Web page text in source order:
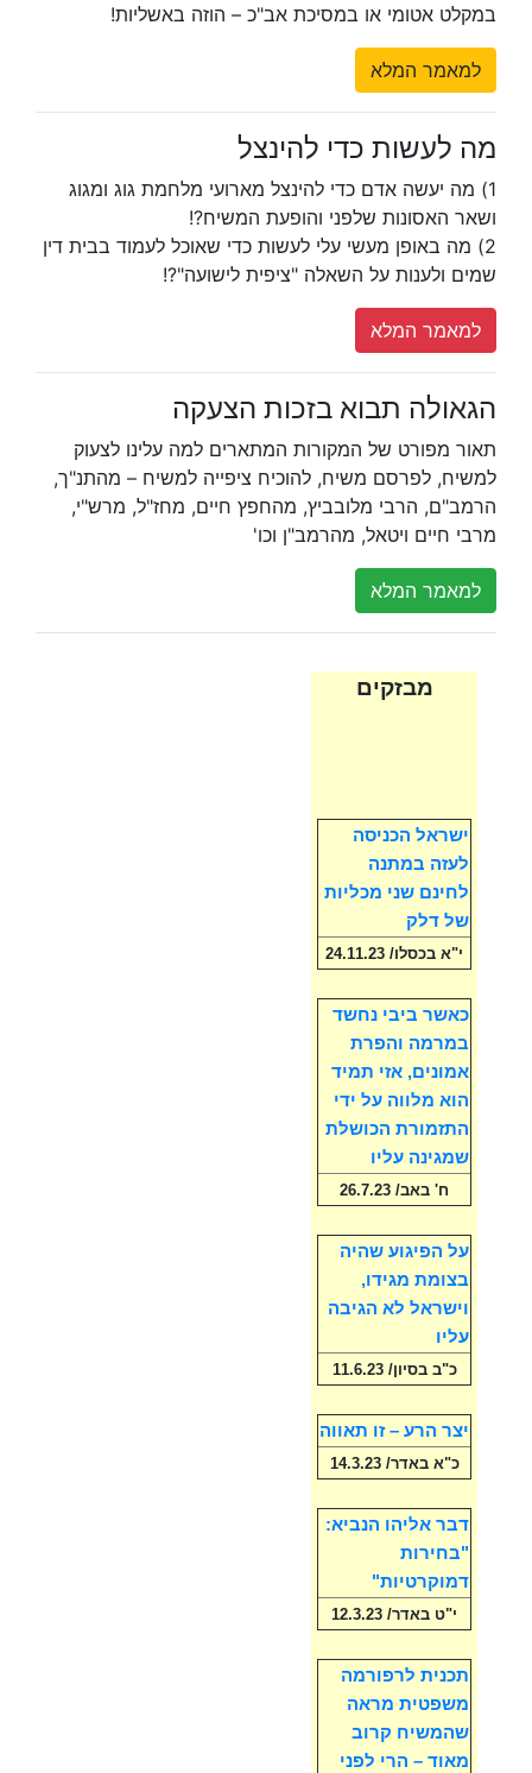
במקלט אטומי או במסיכת אב"כ – הוזה באשליות!
למאמר המלא
מה לעשות כדי להינצל
1) מה יעשה אדם כדי להינצל מארועי מלחמת גוג ומגוג
ושאר האסונות שלפני והופעת המשיח?!
2) מה באופן מעשי עלי לעשות כדי שאוכל לעמוד בבית דין
שמים ולענות על השאלה "ציפית לישועה"?!
למאמר המלא
הגאולה תבוא בזכות הצעקה
תאור מפורט של המקורות המתארים למה עלינו לצעוק
למשיח, לפרסם משיח, להוכיח ציפייה למשיח – מהתנ"ך,
הרמב"ם, הרבי מלובביץ, מהחפץ חיים, מחז"ל, מרש"י,
מרבי חיים ויטאל, מהרמב"ן וכו'
למאמר המלא
מבזקים
ישראל הכניסה
לעזה במתנה
לחינם שני מכליות
של דלק
י"א בכסלו/ 24.11.23
כאשר ביבי נחשד
במרמה והפרת
אמונים, אזי תמיד
הוא מלווה על ידי
התזמורת הכושלת
שמגינה עליו
ח' באב/ 26.7.23
על הפיגוע שהיה
בצומת מגידו,
וישראל לא הגיבה
עליו
כ"ב בסיון/ 11.6.23
יצר הרע – זו תאווה
כ"א באדר/ 14.3.23
דבר אליהו הנביא:
"בחירות
דמוקרטיות"
י"ט באדר/ 12.3.23
תכנית לרפורמה
משפטית מראה
שהמשיח קרוב
מאוד – הרי לפני